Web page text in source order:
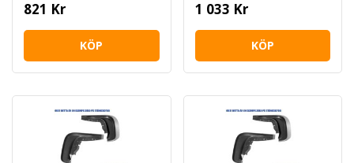
821 Kr
KÖP
1 033 Kr
KÖP